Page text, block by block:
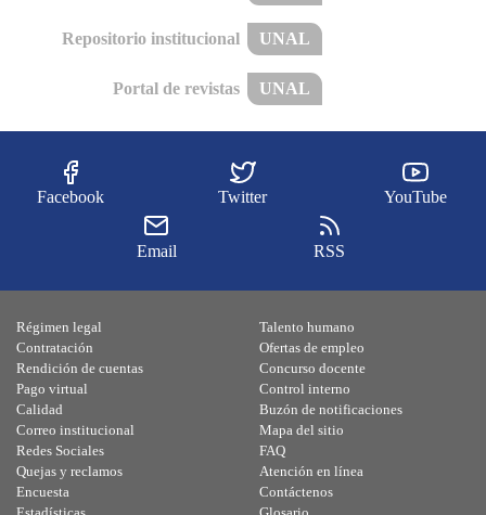
Repositorio institucional UNAL
Portal de revistas UNAL
Facebook Twitter YouTube
Email RSS
Régimen legal
Contratación
Rendición de cuentas
Pago virtual
Calidad
Talento humano
Ofertas de empleo
Concurso docente
Control interno
Buzón de notificaciones
Correo institucional
Redes Sociales
Quejas y reclamos
Encuesta
Mapa del sitio
FAQ
Atención en línea
Contáctenos